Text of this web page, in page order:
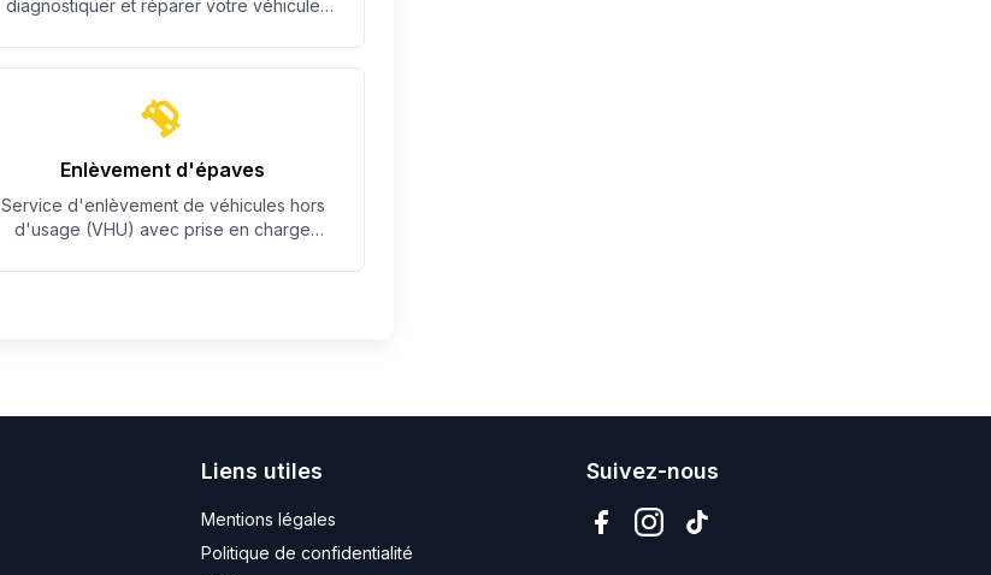
diagnostiquer et réparer votre véhicule
Enlèvement d'épaves
Service d'enlèvement de véhicules hors
d'usage (VHU) avec prise en charge
Liens utiles
Mentions légales
Politique de confidentialité
Suivez-nous